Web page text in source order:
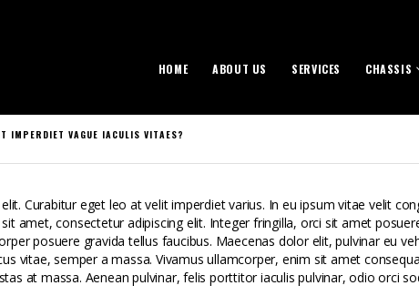
HOME ABOUT US SERVICES CHASSIS
IMPERDIET VAGUE IACULIS VITAES?
Curabitur eget leo at velit imperdiet varius. In eu ipsum vitae velit
amet, consectetur adipiscing elit. Integer fringilla, orci sit amet
posuere gravida tellus faucibus. Maecenas dolor elit, pulvinar eu
vitae, semper a massa. Vivamus ullamcorper, enim sit amet
at massa. Aenean pulvinar, felis porttitor iaculis pulvinar, odio orci